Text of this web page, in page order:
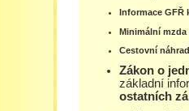
Informace
Minimální mzda
Cestovní
Zákon o
základní
ostatních